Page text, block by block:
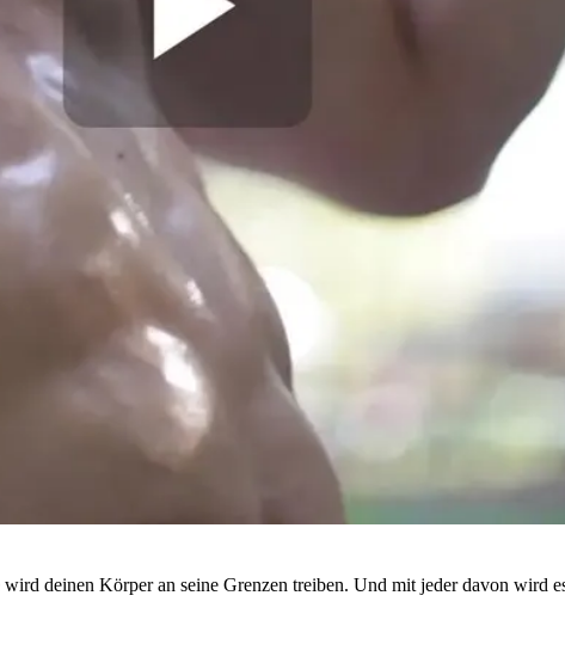
deinen Körper an seine Grenzen treiben. Und mit jeder davon wird